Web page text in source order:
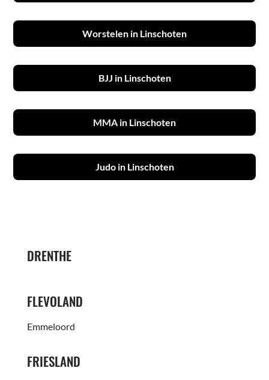
Worstelen in Linschoten
BJJ in Linschoten
MMA in Linschoten
Judo in Linschoten
DRENTHE
FLEVOLAND
Emmeloord
FRIESLAND